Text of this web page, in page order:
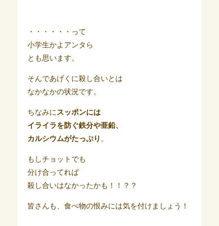
・・・・・・って
小学生かよアンタら
とも思います。
そんであげくに殺し合いとは
なかなかの状況です。
ちなみに スッポンには
イライラを防ぐ鉄分や亜鉛、
カルシウムがたっぷり 。
もしチョットでも
分け合ってれば
殺し合いはなかったかも！！？？
皆さんも、食べ物の恨みには気を付けましょう！